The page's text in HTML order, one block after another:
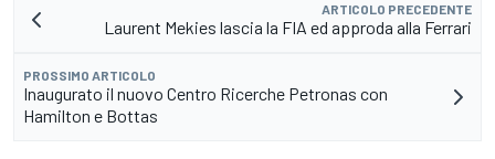
ARTICOLO PRECEDENTE
Laurent Mekies lascia la FIA ed approda alla Ferrari
PROSSIMO ARTICOLO
Inaugurato il nuovo Centro Ricerche Petronas con
Hamilton e Bottas